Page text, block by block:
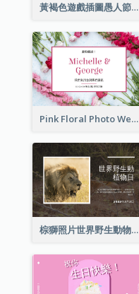
黃褐色遊戲插圖愚人節明信片
Pink Floral Photo Wedding Postcard
棕獅照片世界野生動物日明信片